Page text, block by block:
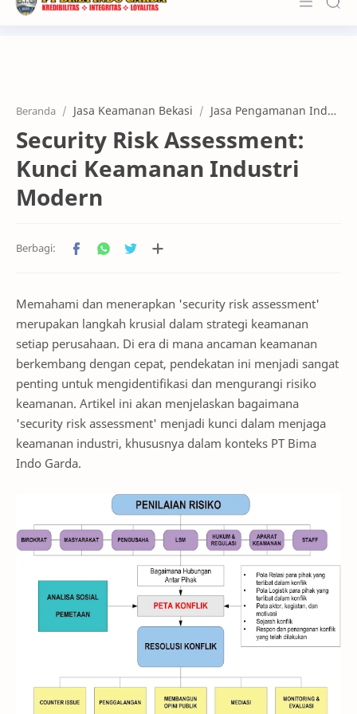
Customers
Kerja Sama
Beranda Jasa Keamanan Bekasi Jasa Pengamanan Industri
Security Risk Assessment:
Kunci Keamanan Industri
Modern
Memahami dan menerapkan 'security risk assessment'
merupakan langkah krusial dalam strategi keamanan
setiap perusahaan. Di era di mana ancaman keamanan
berkembang dengan cepat, pendekatan ini menjadi sangat
penting untuk mengidentifikasi dan mengurangi risiko
keamanan. Artikel ini akan menjelaskan bagaimana
'security risk assessment' menjadi kunci dalam menjaga
keamanan industri, khususnya dalam konteks PT Bima
Indo Garda.